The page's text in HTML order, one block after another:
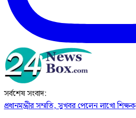
সর্বশেষ সংবাদ:
প্রধানমন্ত্রীর সম্মতি, সুখবর পেলেন লাখো শিক্ষক